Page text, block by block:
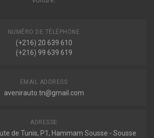
10-2014 > 07-2015 )
2015 > 07-2019 )
110 110ch ( 04-2015 > 07-2019 )
( 07-2015 > 07-2019 )
2015 > 07-2019 )
NUMÉRO DE TÉLÉPHONE
(+216) 20 639 610
(+216) 99 639 619
EMAIL ADDRESS
avenirauto.tn@gmail.com
ADRESSE
de Tunis, P1, Hammam Sousse - Sousse